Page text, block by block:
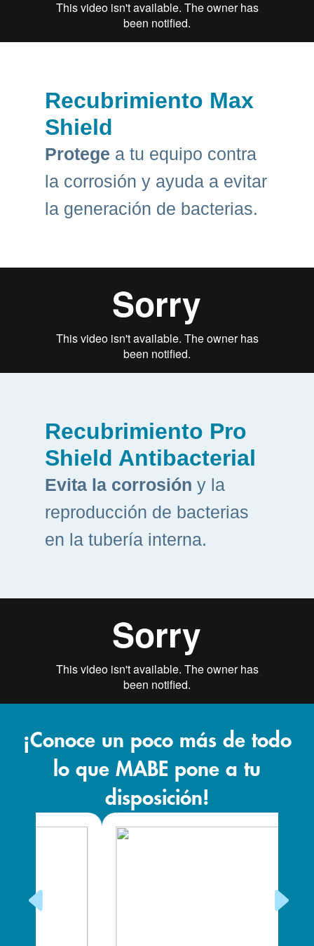
Recubrimiento Max
Shield
Protege a tu equipo contra
la corrosión y ayuda a evitar
la generación de bacterias.
Recubrimiento Pro
Shield Antibacterial
Evita la corrosión y la
reproducción de bacterias
en la tubería interna.
¡Conoce un poco más de todo
lo que MABE pone a tu
disposición!